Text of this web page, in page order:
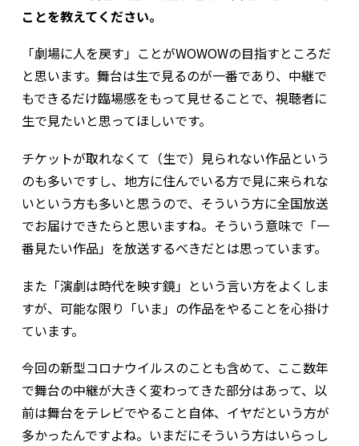
ことを教えてください。
「劇場に人を戻す」ことがWOWOWの目指すところだ
と思います。舞台は生で見るのが一番であり、中継で
もできるだけ臨場感をもって見せることで、視聴者に
生で見たいと思ってほしいです。
チケットが取れなくて（生で）見られない作品という
のも多いですし、地方に住んでいる方で見に来られな
いという方も多いと思うので、そういう方に全国放送
でお届けできたらと思いますね。そういう意味で「一
番見たい作品」を放送するべきだとは思っています。
また「演劇は時代を映す鏡」という言い方をよくしま
すが、可能な限り「いま」の作品をやることを心掛け
ています。
今回の新型コロナウイルスのことも含めて、ここ数年
で舞台の中継が大きく変わってきた部分はあって、以
前は舞台をテレビでやること自体、イヤだという方が
多かったんですよね。いまだにそういう方はいらっし